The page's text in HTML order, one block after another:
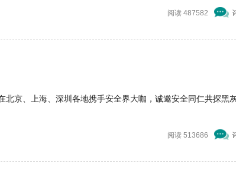
阅读 487582
京、上海、深圳各地携手安全界大咖，诚邀安全同仁共探黑
阅读 513686